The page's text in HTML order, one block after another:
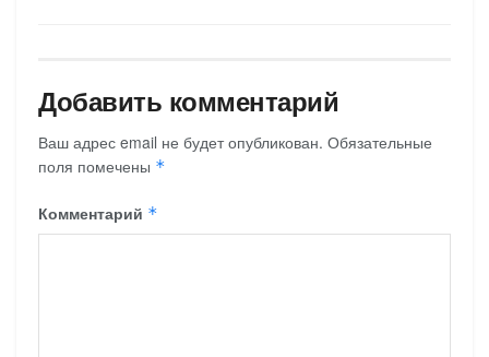
Добавить комментарий
Ваш адрес email не будет опубликован. Обязательные
поля помечены *
Комментарий *